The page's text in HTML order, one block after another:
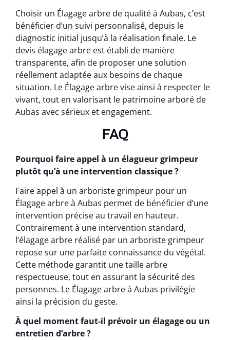
Choisir un Élagage arbre de qualité à Aubas, c’est
bénéficier d’un suivi personnalisé, depuis le
diagnostic initial jusqu’à la réalisation finale. Le
devis élagage arbre est établi de manière
transparente, afin de proposer une solution
réellement adaptée aux besoins de chaque
situation. Le Élagage arbre vise ainsi à respecter le
vivant, tout en valorisant le patrimoine arboré de
Aubas avec sérieux et engagement.
FAQ
Pourquoi faire appel à un élagueur grimpeur
plutôt qu’à une intervention classique ?
Faire appel à un arboriste grimpeur pour un
Élagage arbre à Aubas permet de bénéficier d’une
intervention précise au travail en hauteur.
Contrairement à une intervention standard,
l’élagage arbre réalisé par un arboriste grimpeur
repose sur une parfaite connaissance du végétal.
Cette méthode garantit une taille arbre
respectueuse, tout en assurant la sécurité des
personnes. Le Élagage arbre à Aubas privilégie
ainsi la précision du geste.
À quel moment faut-il prévoir un élagage ou un
entretien d’arbre ?